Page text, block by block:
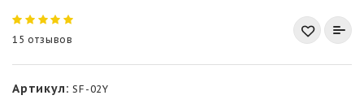
15 отзывов
Артикул: SF-02Y